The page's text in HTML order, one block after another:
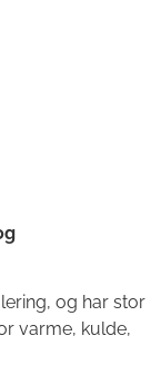
og har stor
varme, kulde,